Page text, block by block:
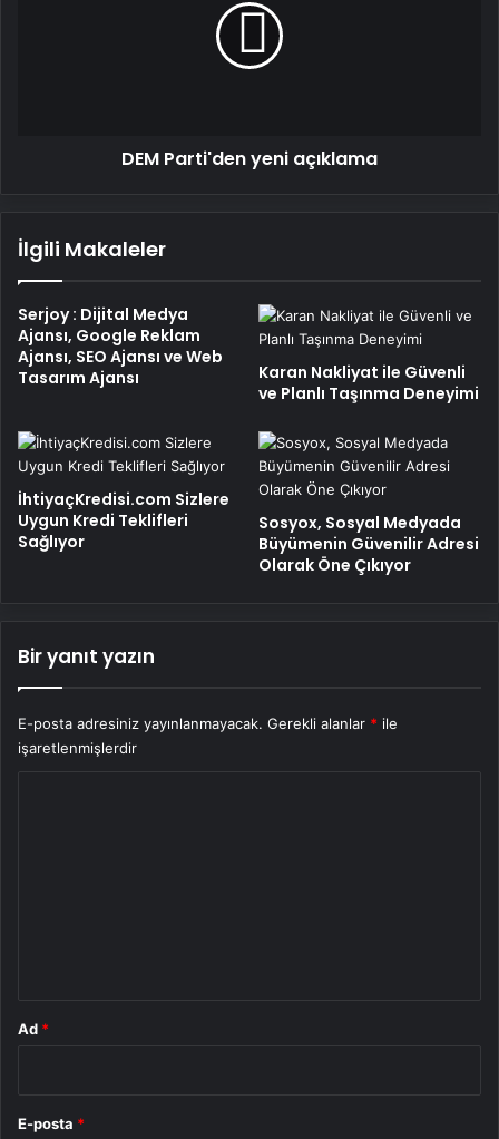
DEM Parti'den yeni açıklama
İlgili Makaleler
Serjoy : Dijital Medya
Ajansı, Google Reklam
Ajansı, SEO Ajansı ve Web
Tasarım Ajansı
Karan Nakliyat ile Güvenli
ve Planlı Taşınma Deneyimi
İhtiyaçKredisi.com Sizlere
Uygun Kredi Teklifleri
Sağlıyor
Sosyox, Sosyal Medyada
Büyümenin Güvenilir Adresi
Olarak Öne Çıkıyor
Bir yanıt yazın
E-posta adresiniz yayınlanmayacak. Gerekli alanlar * ile
işaretlenmişlerdir
Ad *
E-posta *